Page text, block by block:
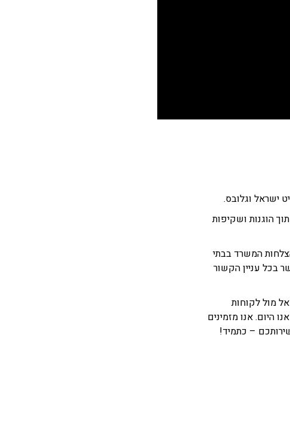
ישראל וגלובס.
הוגנות ושקיפות
המשרד בבתי
בכל עניין הקשור
מול לקוחות
היום. אנו מזמינים
– כתמיד!